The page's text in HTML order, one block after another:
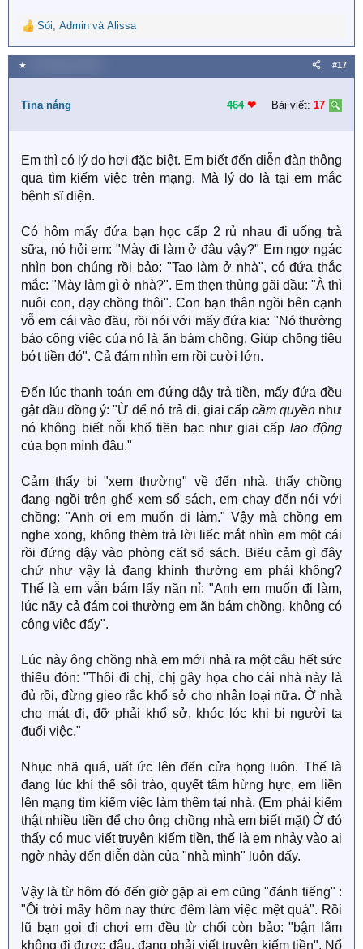
R
e
a
c
i
n
:
Sói Admin và Alissa
★ #17
Tina nắng 464 ❤︎ Bài viết: 17
Em thì có lý do hơi đặc biệt. Em biết đến diễn đàn thông
qua tìm kiếm việc trên mạng. Mà lý do là tại em mắc
bệnh sĩ diện.
Có hôm mấy đứa bạn học cấp 2 rủ nhau đi uống trà
sữa, nó hỏi em: "Mày đi làm ở đâu vậy?" Em ngơ ngác
nhìn bọn chúng rồi bảo: "Tao làm ở nhà", có đứa thắc
mắc: "Mày làm gì ở nhà?". Em thẹn thùng gãi đầu: "À thì
nuôi con, dạy chồng thôi". Con bạn thân ngồi bên cạnh
vỗ em cái vào đầu, rồi nói với mấy đứa kia: "Nó thường
bảo công việc của nó là ăn bám chồng. Giúp chồng tiêu
bớt tiền đó". Cả đám nhìn em rồi cười lớn.
Đến lúc thanh toán em đứng dậy trả tiền, mấy đứa đều
gật đầu đồng ý: "Ừ để nó trả đi, giai cấp cầm quyềnnhư
nó không biết nỗi khổ tiền bạc như giai cấp lao động
của bọn mình đâu."
Cảm thấy bị "xem thường" về đến nhà, thấy chồng
đang ngồi trên ghế xem sổ sách, em chạy đến nói với
chồng: "Anh ơi em muốn đi làm." Vậy mà chồng em
nghe xong, không thèm trả lời liếc mắt nhìn em một cái
rồi đứng dậy vào phòng cất sổ sách. Biểu cảm gì đây
chứ như vậy là đang khinh thường em phải không?
Thế là em vẫn bám lấy năn nỉ: "Anh em muốn đi làm,
lúc nãy cả đám coi thường em ăn bám chồng, không có
công việc đấy".
Lúc này ông chồng nhà em mới nhả ra một câu hết sức
thiếu đòn: "Thôi đi chị, chị gây họa cho cái nhà này là
đủ rồi, đừng gieo rắc khổ sở cho nhân loại nữa. Ở nhà
cho mát đi, đỡ phải khổ sở, khóc lóc khi bị người ta
đuổi việc."
Nhục nhã quá, uất ức lên đến cửa họng luôn. Thế là
đang lúc khí thế sôi trào, quyết tâm hừng hực, em liền
lên mạng tìm kiếm việc làm thêm tại nhà. (Em phải kiếm
thật nhiều tiền để cho ông chồng nhà em biết mặt) Ở đó
thấy có mục viết truyện kiếm tiền, thế là em nhảy vào ai
ngờ nhảy đến diễn đàn của "nhà mình" luôn đấy.
Vậy là từ hôm đó đến giờ gặp ai em cũng "đánh tiếng" :
"Ôi trời mấy hôm nay thức đêm làm việc mệt quá". Rồi
lũ bạn gọi đi chơi em đều từ chối còn bảo: "bận lắm
không đi được đâu, đang phải viết truyện kiếm tiền". Nổ